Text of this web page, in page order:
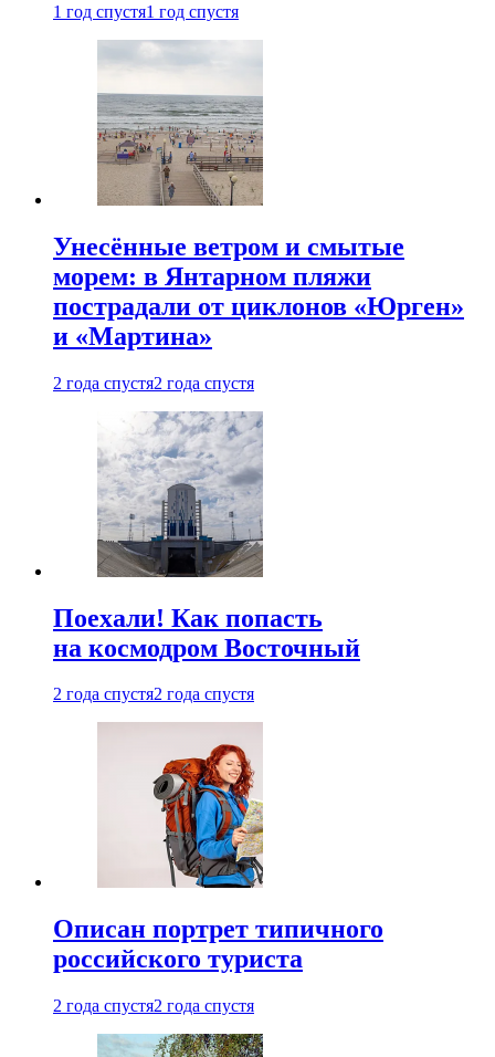
1 год спустя1 год спустя
Унесённые ветром и смытые
морем: в Янтарном пляжи
пострадали от циклонов «Юрген»
и «Мартина»
2 года спустя2 года спустя
Поехали! Как попасть
на космодром Восточный
2 года спустя2 года спустя
Описан портрет типичного
российского туриста
2 года спустя2 года спустя